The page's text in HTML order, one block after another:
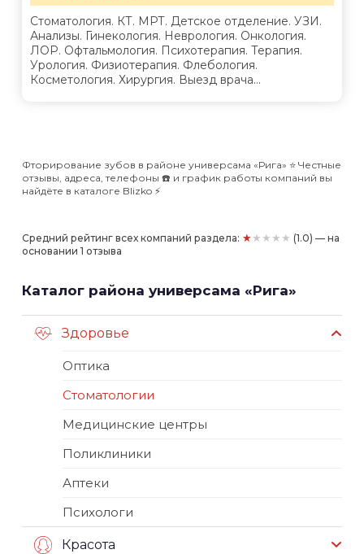
Стоматология. КТ. МРТ. Детское отделение. УЗИ.
Анализы. Гинекология. Неврология. Онкология.
ЛОР. Офтальмология. Психотерапия. Терапия.
Урология. Физиотерапия. Флебология.
Косметология. Хирургия. Выезд врача...
Фторирование зубов в районе универсама «Рига» ⭐️ Честные
отзывы, адреса, телефоны ☎️ и график работы компаний вы
найдёте в каталоге Blizko ⚡️
Средний рейтинг всех компаний раздела: ★★★★★ (1.0) — на
основании 1 отзыва
Каталог района универсама «Рига»
Здоровье
Оптика
Стоматологии
Медицинские центры
Поликлиники
Аптеки
Психологи
Красота